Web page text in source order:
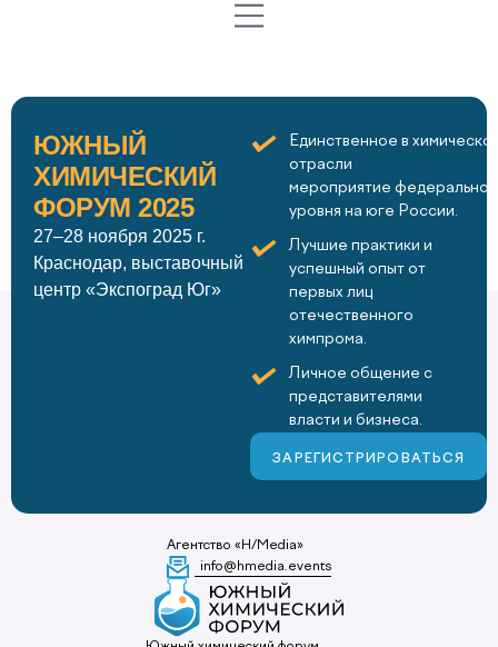
ЮЖНЫЙ
ХИМИЧЕСКИЙ
ФОРУМ 2025
27–28 ноября 2025 г.
Краснодар, выставочный
центр «Экспоград Юг»
Единственное в
отрасли
мероприятие
уровня на юге России.
Лучшие практики и
успешный опыт от
первых лиц
отечественного
химпрома.
Личное общение с
представителями
власти и бизнеса.
ЗАРЕГИСТРИРОВАТЬСЯ
Агентство «H/Media»
info@hmedia.events